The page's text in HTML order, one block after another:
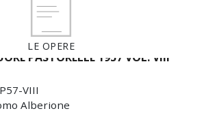
LE OPERE
PASTORELLE 1957 VOL. VIII
VIII
Alberione